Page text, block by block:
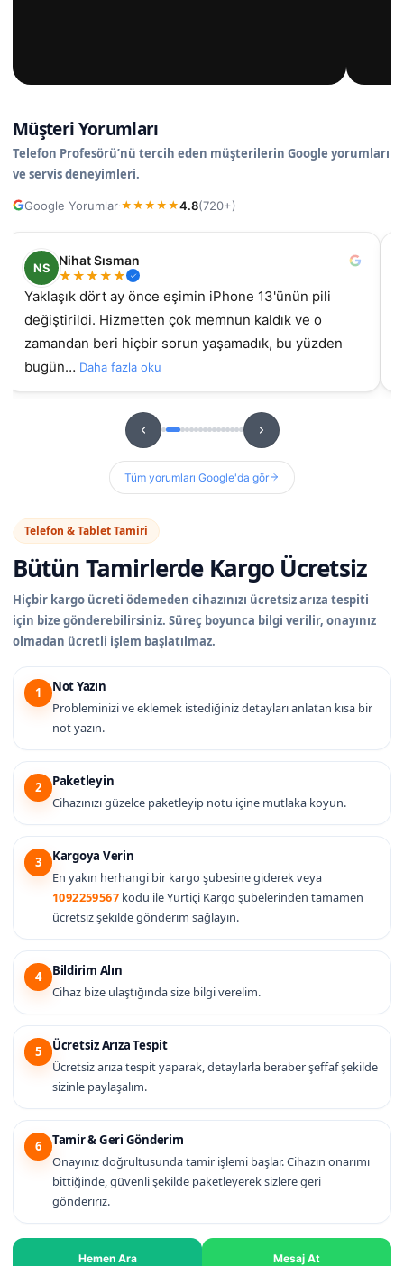
Müşteri Yorumları
Telefon Profesörü’nü tercih eden müşterilerin Google yorumları
ve servis deneyimleri.
Google Yorumlar·★ ★ ★ ★ ★4.8(720+)
NS
Nihat Sısman
★★★★★
Yaklaşık dört ay önce eşimin iPhone 13'ünün pili
değiştirildi. Hizmetten çok memnun kaldık ve o
zamandan beri hiçbir sorun yaşamadık, bu yüzden
bugün… Daha fazla oku
Tüm yorumları Google'da gör
Telefon & Tablet Tamiri
Bütün Tamirlerde Kargo Ücretsiz
Hiçbir kargo ücreti ödemeden cihazınızı ücretsiz arıza tespiti
için bize gönderebilirsiniz. Süreç boyunca bilgi verilir, onayınız
olmadan ücretli işlem başlatılmaz.
1
Not Yazın
Probleminizi ve eklemek istediğiniz detayları anlatan kısa bir
not yazın.
2
Paketleyin
Cihazınızı güzelce paketleyip notu içine mutlaka koyun.
3
Kargoya Verin
En yakın herhangi bir kargo şubesine giderek veya
1092259567 kodu ile Yurtiçi Kargo şubelerinden tamamen
ücretsiz şekilde gönderim sağlayın.
4
Bildirim Alın
Cihaz bize ulaştığında size bilgi verelim.
5
Ücretsiz Arıza Tespit
Ücretsiz arıza tespit yaparak, detaylarla beraber şeffaf şekilde
sizinle paylaşalım.
6
Tamir & Geri Gönderim
Onayınız doğrultusunda tamir işlemi başlar. Cihazın onarımı
bittiğinde, güvenli şekilde paketleyerek sizlere geri
göndeririz.
Hemen Ara Mesaj At